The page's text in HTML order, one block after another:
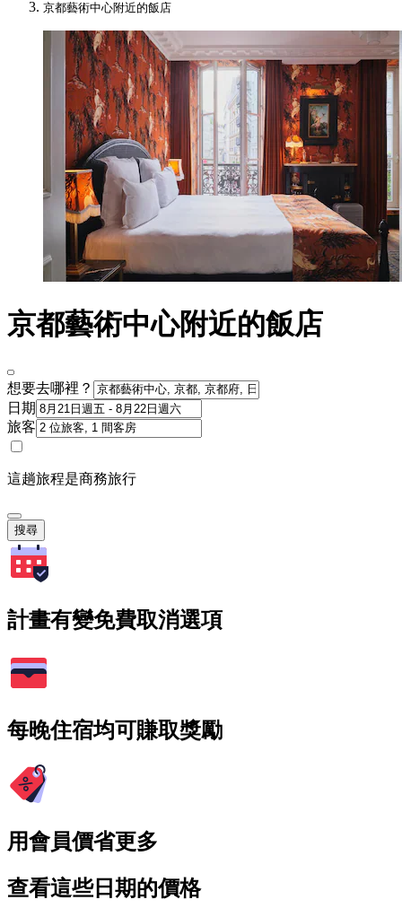
京都藝術中心附近的飯店
京都藝術中心附近的飯店
想要去哪裡？
日期
旅客
這趟旅程是商務旅行
搜尋
計畫有變免費取消選項
每晚住宿均可賺取獎勵
用會員價省更多
查看這些日期的價格